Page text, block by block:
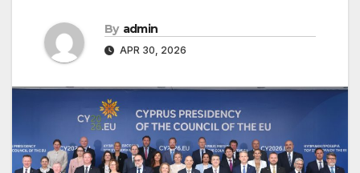
By admin
APR 30, 2026